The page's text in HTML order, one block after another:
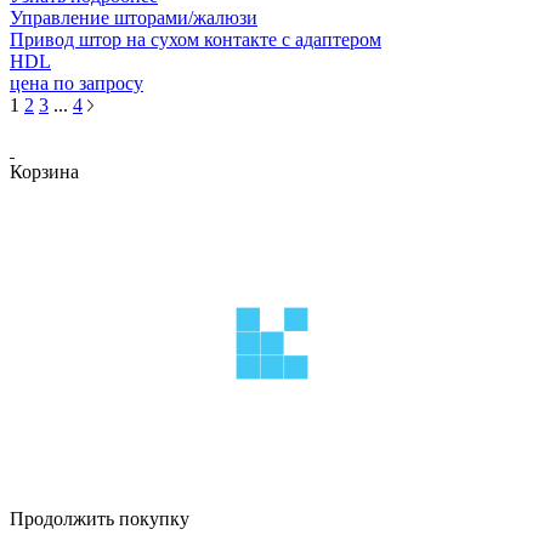
Управление шторами/жалюзи
Привод штор на сухом контакте с адаптером
HDL
цена по запросу
1 2 3 ... 4
Корзина
Продолжить покупку